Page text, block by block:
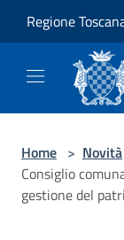
Regione
Home > Novità
Consiglio
gestione del